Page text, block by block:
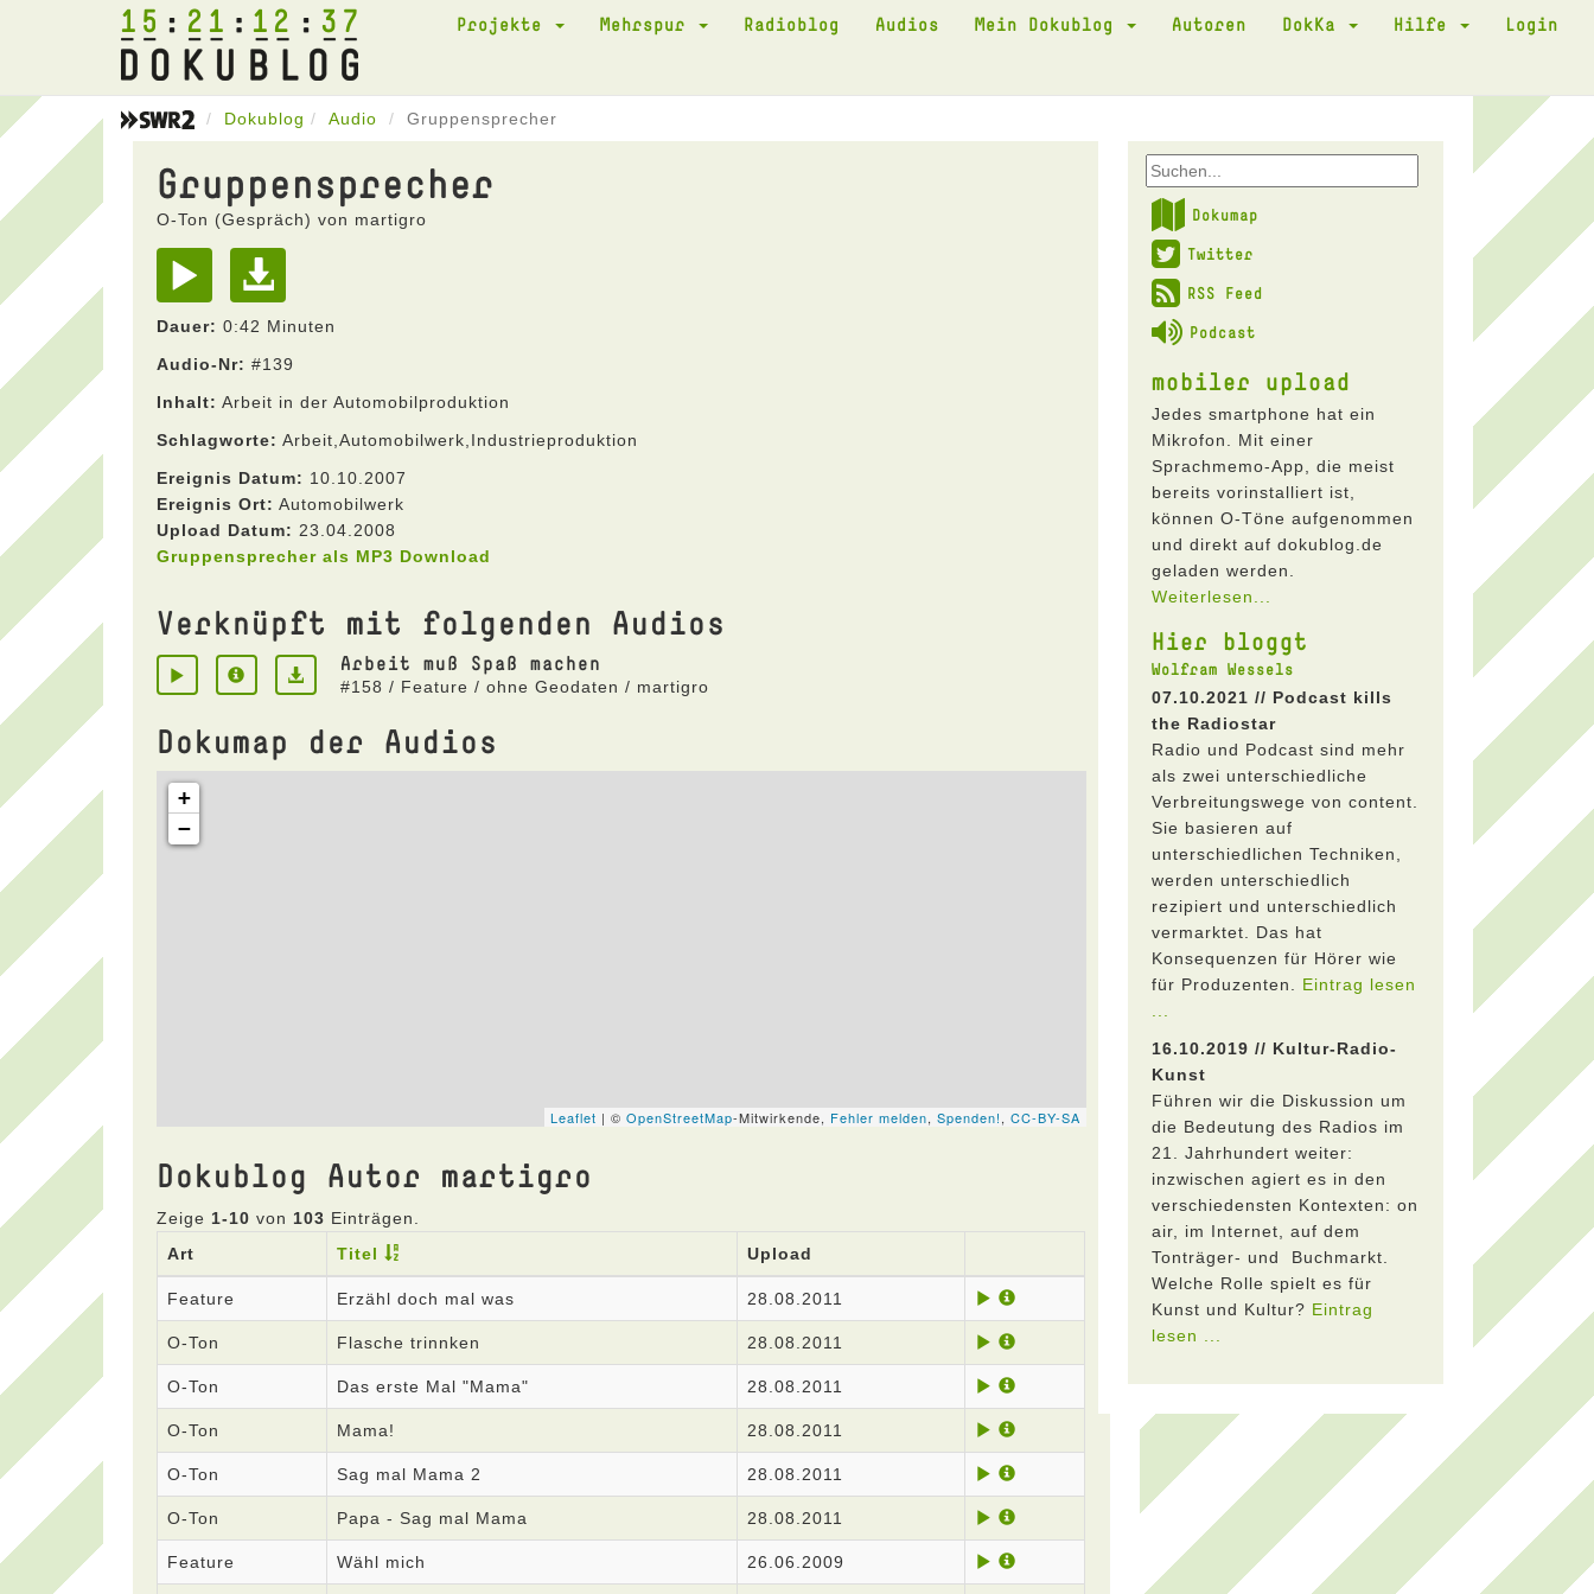
15 21 12 37 Projekte Mehrspur Radioblog Audios Mein Dokublog Autoren DokKa Hilfe Login
Dokublog Audio Gruppensprecher
Gruppensprecher
O-Ton (Gespräch) von martigro
Dauer: 0:42 Minuten
Audio-Nr: #139
Inhalt: Arbeit in der Automobilproduktion
Schlagworte: Arbeit,Automobilwerk,Industrieproduktion
Ereignis Datum: 10.10.2007
Ereignis Ort: Automobilwerk
Upload Datum: 23.04.2008
Gruppensprecher als MP3 Download
Verknüpft mit folgenden Audios
Arbeit muß Spaß machen
#158 / Feature / ohne Geodaten / martigro
Dokumap der Audios
Dokublog Autor martigro
Zeige 1-10 von 103 Einträgen.
Art
Titel Upload
Feature Erzähl doch mal was 28.08.2011
O-Ton Flasche trinnken 28.08.2011
O-Ton Das erste Mal "Mama" 28.08.2011
O-Ton Mama! 28.08.2011
O-Ton Sag mal Mama 2 28.08.2011
O-Ton Papa - Sag mal Mama 28.08.2011
Feature Wähl mich 26.06.2009
Dokumap
Twitter
RSS Feed
Podcast
mobiler upload
Jedes smartphone hat ein
Mikrofon. Mit einer
Sprachmemo-App, die meist
bereits vorinstalliert ist,
können O-Töne aufgenommen
und direkt auf dokublog.de
geladen werden.
Weiterlesen...
Hier bloggt
Wolfram Wessels
07.10.2021 // Podcast kills
the Radiostar
Radio und Podcast sind mehr
als zwei unterschiedliche
Verbreitungswege von content.
Sie basieren auf
unterschiedlichen Techniken,
werden unterschiedlich
rezipiert und unterschiedlich
vermarktet. Das hat
Konsequenzen für Hörer wie
für Produzenten. Eintrag lesen
16.10.2019 // Kultur-Radio-
Kunst
Führen wir die Diskussion um
die Bedeutung des Radios im
21. Jahrhundert weiter:
inzwischen agiert es in den
verschiedensten Kontexten: on
air, im Internet, auf dem
Tonträger- und Buchmarkt.
Welche Rolle spielt es für
Kunst und Kultur? Eintrag
lesen ...